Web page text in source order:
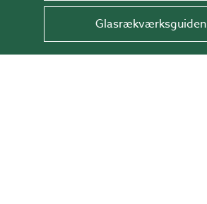
Glasrækværksguiden